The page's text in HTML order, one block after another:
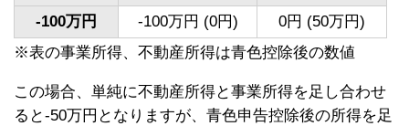
-100万円
-100万円 (0円)
0円 (50万円)
※表の事業所得、不動産所得は青色控除後の数値
この場合、単純に不動産所得と事業所得を足し合わせ
ると-50万円となりますが、青色申告控除後の所得を足